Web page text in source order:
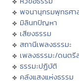
พจนานุกรมพุทธศา
มิลินทปัญหา
เสียงธรรม
สถานีเพลงธรรมะ
เพลงธรรมะ/ดนตรี
ธรรมะปฏิบัติ
คลังแสงแห่งธรรม